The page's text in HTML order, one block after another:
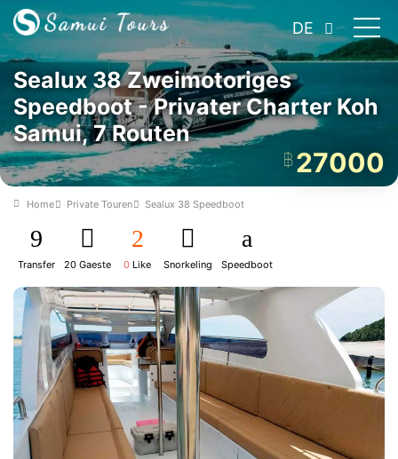
DE
Sealux 38 Zweimotoriges
Speedboot - Privater Charter Koh
Samui, 7 Routen
฿27000
Home Private Touren Sealux 38 Speedboot
Transfer 20 Gaeste 0 Like Snorkeling Speedboot